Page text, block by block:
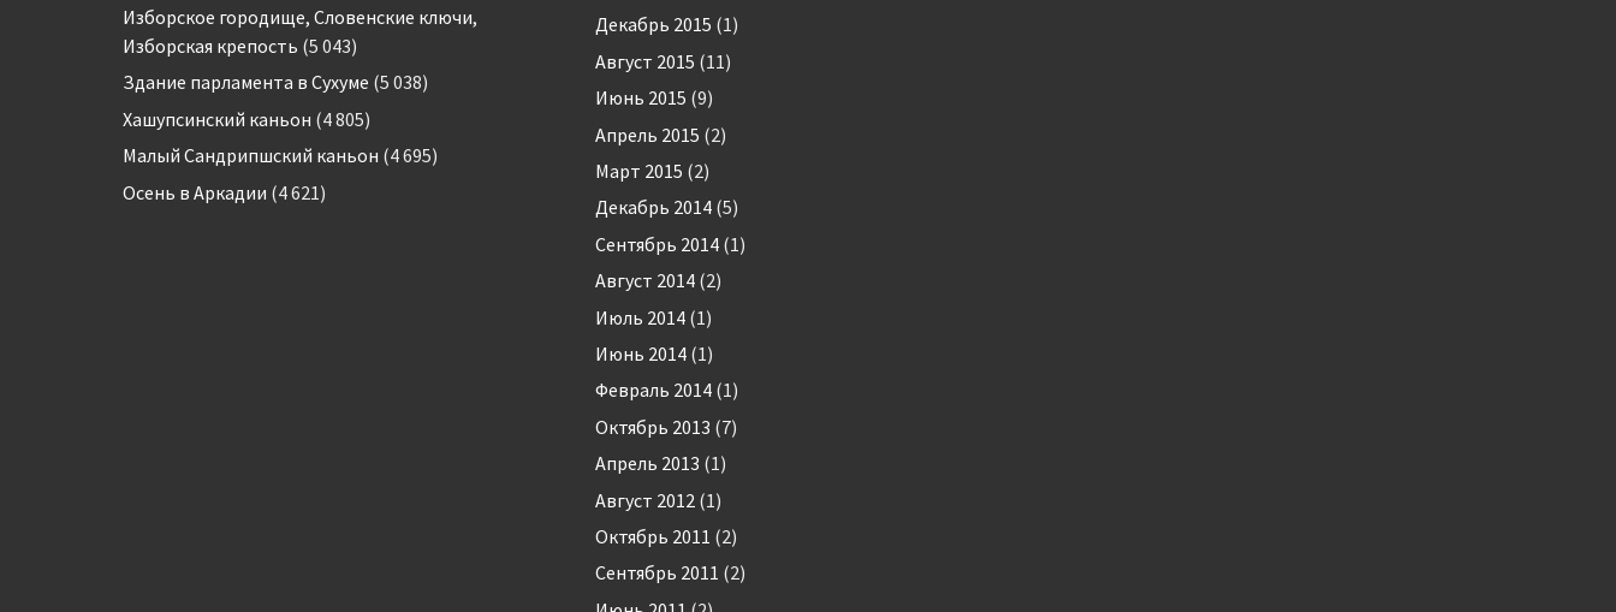
Изборское городище, Словенские ключи,
Изборская крепость (5 043)
Здание парламента в Сухуме (5 038)
Хашупсинский каньон (4 805)
Малый Сандрипшский каньон (4 695)
Осень в Аркадии (4 621)
Декабрь 2015 (1)
Август 2015 (11)
Июнь 2015 (9)
Апрель 2015 (2)
Март 2015 (2)
Декабрь 2014 (5)
Сентябрь 2014 (1)
Август 2014 (2)
Июль 2014 (1)
Июнь 2014 (1)
Февраль 2014 (1)
Октябрь 2013 (7)
Апрель 2013 (1)
Август 2012 (1)
Октябрь 2011 (2)
Сентябрь 2011 (2)